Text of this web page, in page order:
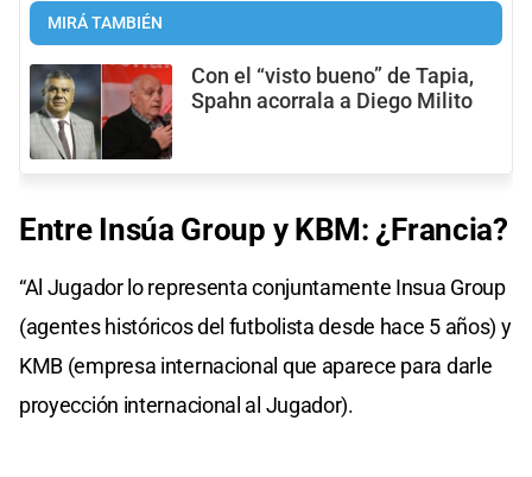
MIRÁ TAMBIÉN
Con el “visto bueno” de Tapia,
Spahn acorrala a Diego Milito
Entre Insúa Group y KBM: ¿Francia?
“Al Jugador lo representa conjuntamente Insua Group
(agentes históricos del futbolista desde hace 5 años) y
KMB (empresa internacional que aparece para darle
proyección internacional al Jugador).